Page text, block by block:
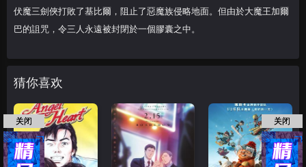
伏魔三劍俠打敗了基比爾，阻止了惡魔族侵略地面。但由於大魔王加爾
巴的詛咒，令三人永遠被封閉於一個膠囊之中。
猜你喜欢
关闭 关闭